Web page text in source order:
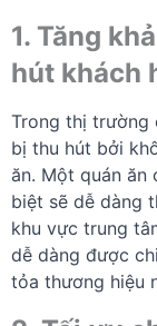
1. Tăng
hút khách
Trong thị trường
bị thu hút bởi
ăn. Một quán ăn
biệt sẽ dễ dàng
khu vực trung
dễ dàng được
tỏa thương hiệu